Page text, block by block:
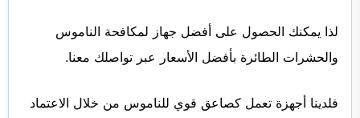
لذا يمكنك الحصول على أفضل جهاز لمكافحة الناموس
والحشرات الطائرة بأفضل الأسعار عبر تواصلك معنا.
فلدينا أجهزة تعمل كصاعق قوي للناموس من خلال الاعتماد